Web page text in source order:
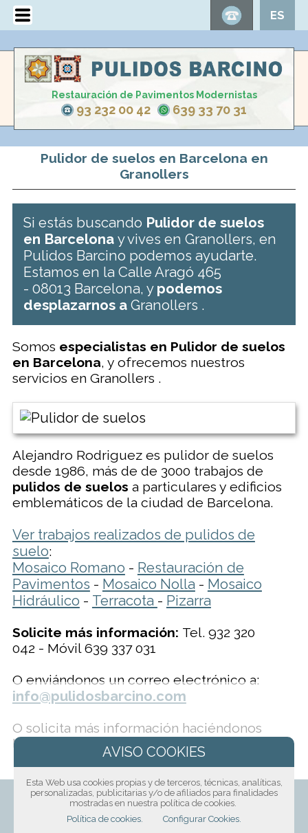
ES
Restauración de Pavimentos Modernistas
93 232 00 42 639 33 70 31
Pulidor de suelos en Barcelona en
Granollers
Si estás buscando Pulidor de suelos
en Barcelonay vives en Granollers, en
Pulidos Barcino podemos ayudarte.
Estamos en la Calle Aragó 465
- 08013 Barcelona, y podemos
desplazarnos aGranollers .
Somos especialistas en Pulidor de suelos
en Barcelona, y ofrecemos nuestros
servicios en Granollers .
Alejandro Rodriguez es pulidor de suelos
desde 1986, más de de 3000 trabajos de
pulidos de suelos a particulares y edificios
emblemáticos de la ciudad de Barcelona.
Ver trabajos realizados de pulidos de
suelo:
Mosaico Romano - Restauración de
Pavimentos - Mosaico Nolla - Mosaico
Hidráulico - Terracota - Pizarra
Solicite más información: Tel. 932 320
042 - Móvil 639 337 031
O enviándonos un correo electrónico a:
info@pulidosbarcino.com
O solicita más información haciéndonos
llegar el siguiente formulario:
Esta Web usa cookies propias y de terceros, técnicas, analíticas,
personalizadas, publicitarias y/o de afiliados para finalidades
mostradas en nuestra política de cookies.
Política de cookies.
Configurar Cookies.